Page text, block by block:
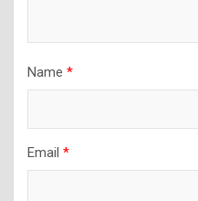
Name *
Email *